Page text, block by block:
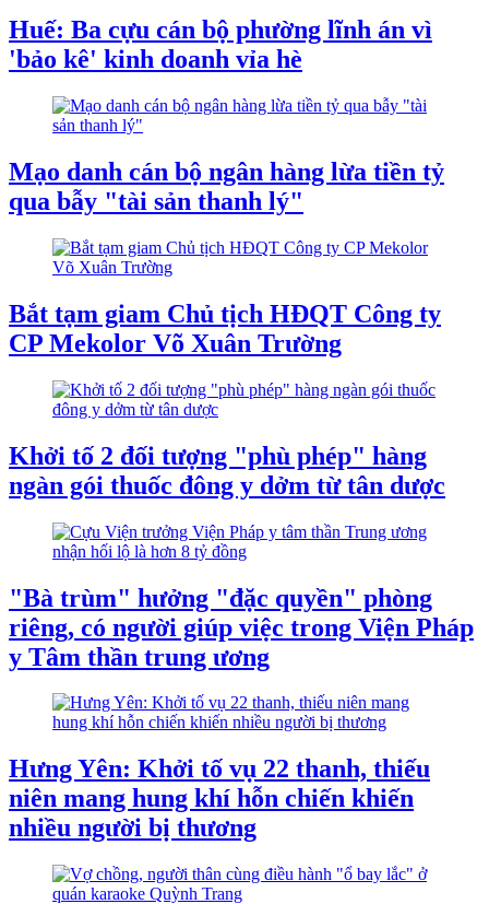
Huế: Ba cựu cán bộ phường lĩnh án vì
'bảo kê' kinh doanh vỉa hè
Mạo danh cán bộ ngân hàng lừa tiền tỷ
qua bẫy "tài sản thanh lý"
Bắt tạm giam Chủ tịch HĐQT Công ty
CP Mekolor Võ Xuân Trường
Khởi tố 2 đối tượng "phù phép" hàng
ngàn gói thuốc đông y dởm từ tân dược
"Bà trùm" hưởng "đặc quyền" phòng
riêng, có người giúp việc trong Viện Pháp
y Tâm thần trung ương
Hưng Yên: Khởi tố vụ 22 thanh, thiếu
niên mang hung khí hỗn chiến khiến
nhiều người bị thương